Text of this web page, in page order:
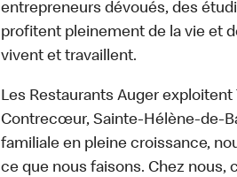
entrepreneurs dévoués, des
profitent pleinement de la vie et
vivent et travaillent.
Les Restaurants Auger
Contrecœur, Sainte-Hélène-de-
familiale en pleine croissance,
ce que nous faisons. Chez nous,